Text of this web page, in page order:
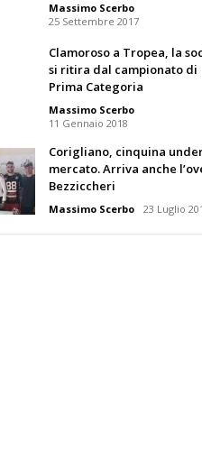
Massimo Scerbo
25 Settembre 2017
Clamoroso a Tropea, la
si ritira dal campionato di
Prima Categoria
Massimo Scerbo
11 Gennaio 2018
Corigliano, cinquina
mercato. Arriva anche
Bezziccheri
Massimo Scerbo 23 Luglio